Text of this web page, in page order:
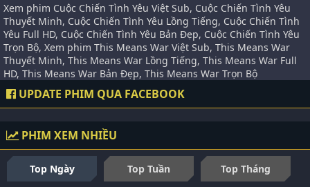
Xem phim Cuộc Chiến Tình Yêu Việt Sub, Cuộc Chiến Tình Yêu
Thuyết Minh, Cuộc Chiến Tình Yêu Lồng Tiếng, Cuộc Chiến Tình
Yêu Full HD, Cuộc Chiến Tình Yêu Bản Đẹp, Cuộc Chiến Tình Yêu
Trọn Bộ, Xem phim This Means War Việt Sub, This Means War
Thuyết Minh, This Means War Lồng Tiếng, This Means War Full
HD, This Means War Bản Đẹp, This Means War Trọn Bộ
UPDATE PHIM QUA FACEBOOK
PHIM XEM NHIỀU
Top Ngày Top Tuần
Top Tháng